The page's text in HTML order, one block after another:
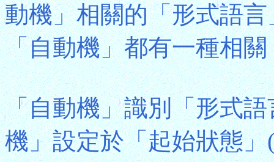
動機」相關的「形式語言
「自動機」都有一種相
「自動機」識別「形式
機」設定於「起始狀態」